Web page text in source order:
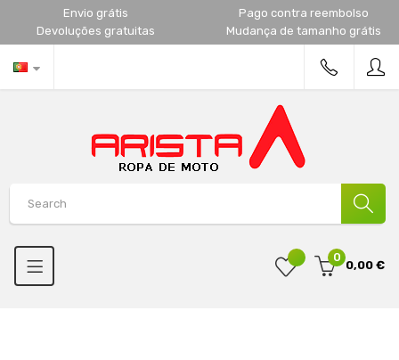
Envio grátis
Pago contra reembolso
Devoluções gratuitas
Mudança de tamanho grátis
0
0,00 €